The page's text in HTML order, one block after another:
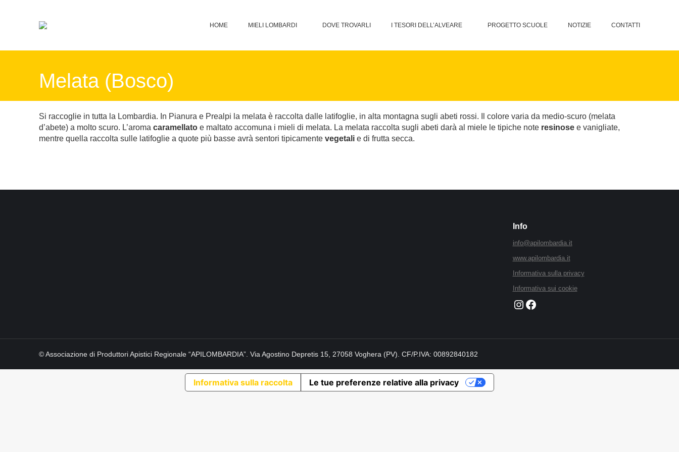
HOME MIELI LOMBARDI DOVE TROVARLI I TESORI DELL’ALVEARE PROGETTO SCUOLE NOTIZIE CONTATTI
Melata (Bosco)
Si raccoglie in tutta la Lombardia. In Pianura e Prealpi la melata è raccolta dalle latifoglie, in alta montagna sugli abeti rossi. Il colore varia da medio-scuro (melata
d’abete) a molto scuro. L’aroma caramellato e maltato accomuna i mieli di melata. La melata raccolta sugli abeti darà al miele le tipiche note resinose e vanigliate,
mentre quella raccolta sulle latifoglie a quote più basse avrà sentori tipicamente vegetali e di frutta secca.
Info
info@apilombardia.it
www.apilombardia.it
Informativa sulla privacy
Informativa sui cookie
Instagram Faceboook
© Associazione di Produttori Apistici Regionale “APILOMBARDIA”. Via Agostino Depretis 15, 27058 Voghera (PV). CF/P.IVA: 00892840182
Informativa sulla raccolta Le tue preferenze relative alla privacy